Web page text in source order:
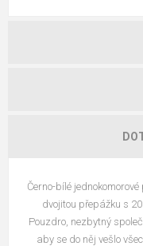
Černo-bílé
dvojitou přepážku s
Pouzdro, nezbytný
aby se do něj vešlo